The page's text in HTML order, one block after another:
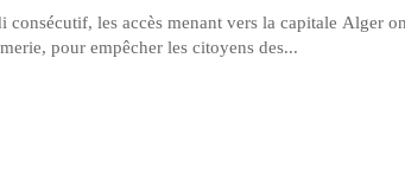
consécutif, les accès menant vers la capitale Alger
pour empêcher les citoyens des...